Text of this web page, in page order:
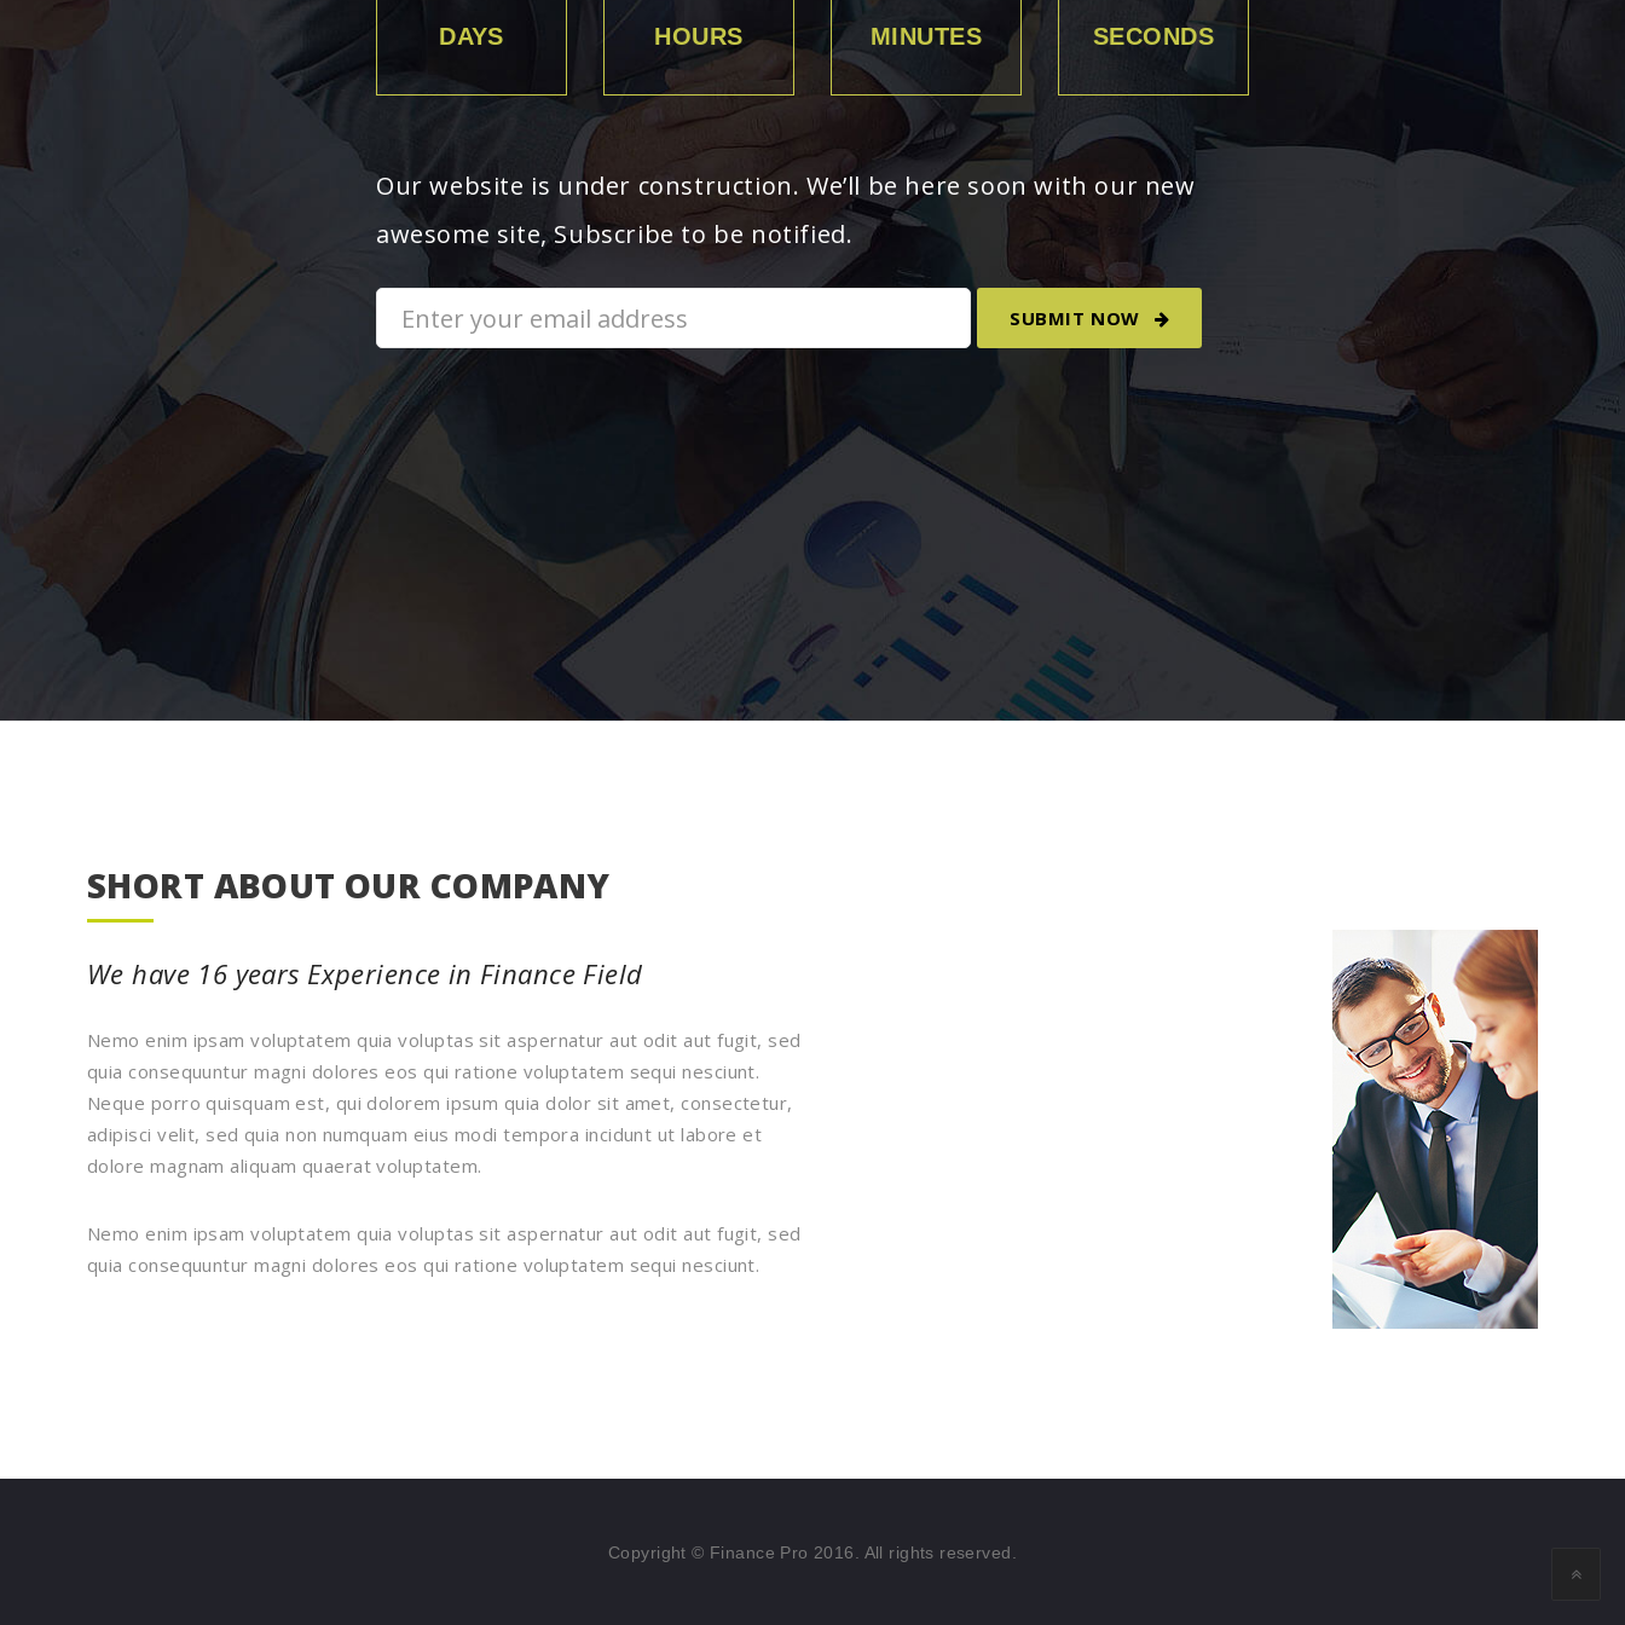
DAYS HOURS MINUTES SECONDS
Our website is under construction. We’ll be here soon with our new
awesome site, Subscribe to be notified.
SUBMIT NOW
SHORT ABOUT OUR COMPANY
We have 16 years Experience in Finance Field
Nemo enim ipsam voluptatem quia voluptas sit aspernatur aut odit aut fugit, sed
quia consequuntur magni dolores eos qui ratione voluptatem sequi nesciunt.
Neque porro quisquam est, qui dolorem ipsum quia dolor sit amet, consectetur,
adipisci velit, sed quia non numquam eius modi tempora incidunt ut labore et
dolore magnam aliquam quaerat voluptatem.
Nemo enim ipsam voluptatem quia voluptas sit aspernatur aut odit aut fugit, sed
quia consequuntur magni dolores eos qui ratione voluptatem sequi nesciunt.
Copyright © Finance Pro 2016. All rights reserved.